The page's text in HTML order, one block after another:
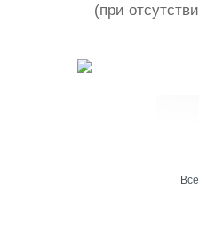
(при